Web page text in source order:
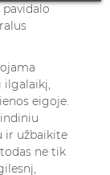
ilgalaikį,
eigoje.
ir užbaikite
ne tik